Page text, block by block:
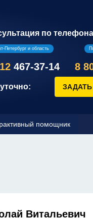
по
Петербург и область
467-37-14 8
помощник
Витальевич